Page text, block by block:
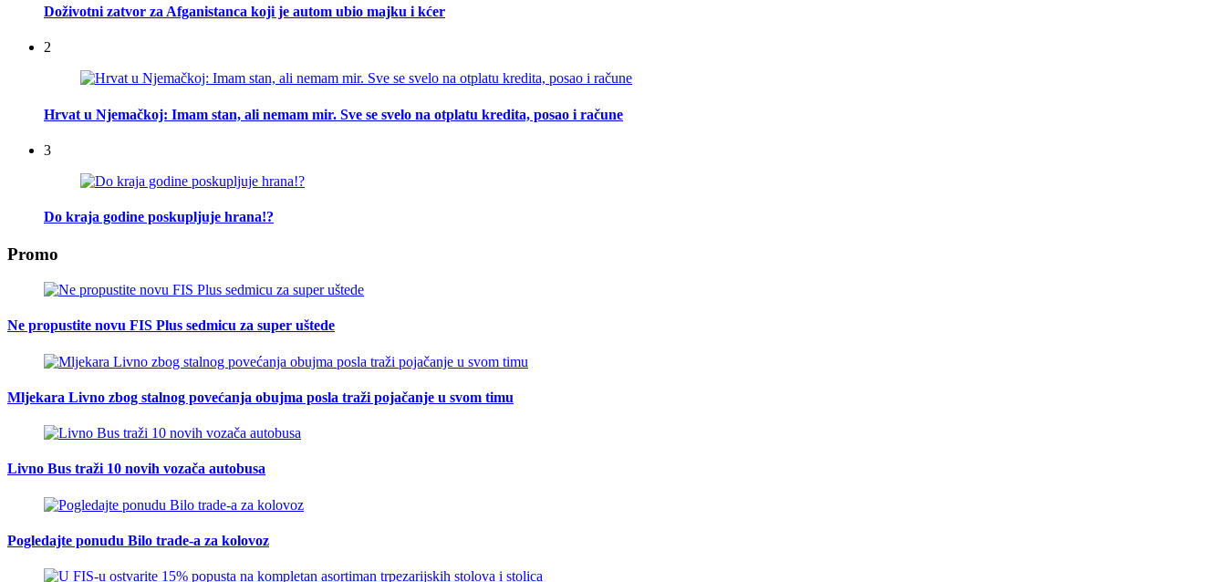
Doživotni zatvor za Afganistanca koji je autom ubio majku i kćer
2
Hrvat u Njemačkoj: Imam stan, ali nemam mir. Sve se svelo na otplatu kredita, posao i račune
3
Do kraja godine poskupljuje hrana!?
Promo
Ne propustite novu FIS Plus sedmicu za super uštede
Mljekara Livno zbog stalnog povećanja obujma posla traži pojačanje u svom timu
Livno Bus traži 10 novih vozača autobusa
Pogledajte ponudu Bilo trade-a za kolovoz